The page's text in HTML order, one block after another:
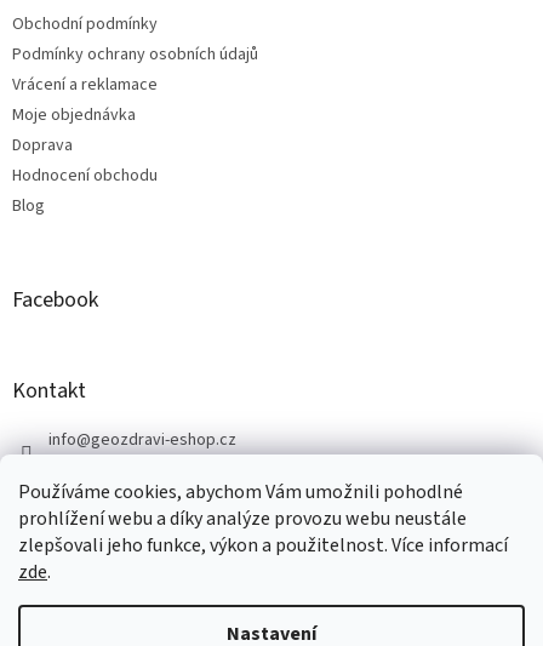
Používáme cookies, abychom Vám umožnili pohodlné
prohlížení webu a díky analýze provozu webu neustále
zlepšovali jeho funkce, výkon a použitelnost. Více informací
zde.
Nastavení
Obchodní podmínky
Podmínky ochrany osobních údajů
Vrácení a reklamace
Moje objednávka
Doprava
Hodnocení obchodu
Blog
Facebook
Kontakt
info@geozdravi-eshop.cz
https://www.facebook.com/geozdravi